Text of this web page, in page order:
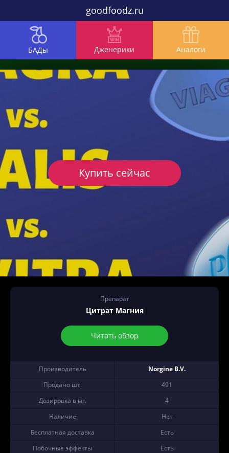
goodfoodz.ru
БАДы Дженерики Аналоги
Препарат
Цитрат Магния
Читать обзор
Производитель
Norgine B.V.
Продано шт.
491
Дозировка в мг.
4
Наличие
Нет
Бесплатная доставка
Есть
Побочные эффекты
Есть
Купить сейчас